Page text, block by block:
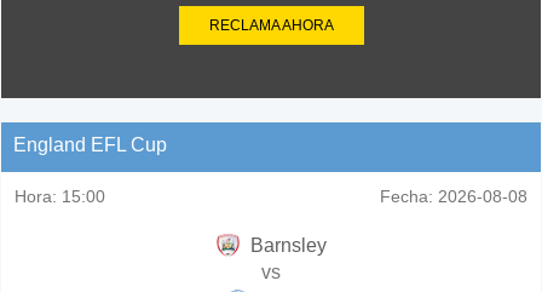
RECLAMA AHORA
England EFL Cup
Hora: 15:00 Fecha: 2026-08-08
Barnsley
vs